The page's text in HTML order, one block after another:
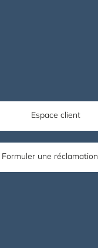
Espace client
Formuler une réclamation